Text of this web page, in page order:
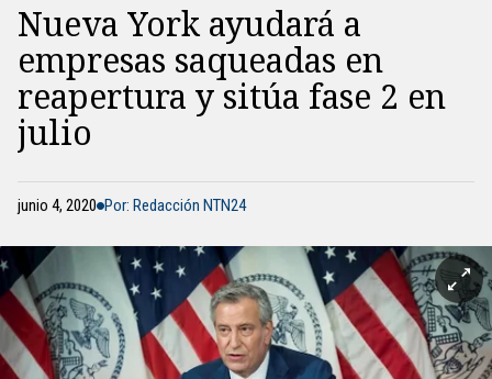
Nueva York ayudará a
empresas saqueadas en
reapertura y sitúa fase 2 en
julio
junio 4, 2020 Por: Redacción NTN24